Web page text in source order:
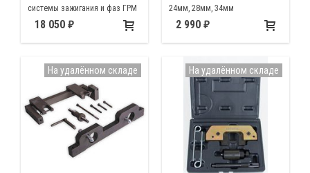
системы зажигания и фаз ГРМ
бензиновых двигателей
EP3, EP6
18 050
24мм, 28мм, 34мм
2 990
На удалённом складе На удалённом складе